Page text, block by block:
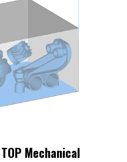
Mechanical